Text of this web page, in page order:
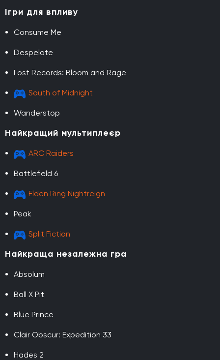
Ігри для впливу
Consume Me
Despelote
Lost Records: Bloom and Rage
South of Midnight
Wanderstop
Найкращий мультиплеєр
ARC Raiders
Battlefield 6
Elden Ring Nightreign
Peak
Split Fiction
Найкраща незалежна гра
Absolum
Ball X Pit
Blue Prince
Clair Obscur: Expedition 33
Hades 2